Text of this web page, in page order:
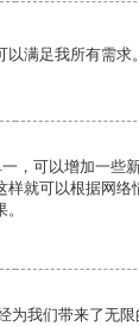
满足我所有需求。
，可以增加一些
样就可以根据网络
为我们带来了无